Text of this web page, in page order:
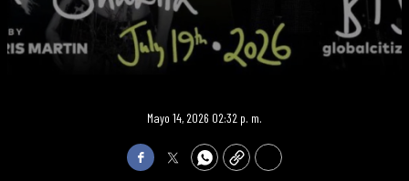
Mayo 14, 2026 02:32 p. m.
FacebookTwitterWhatsApp
Copy Print